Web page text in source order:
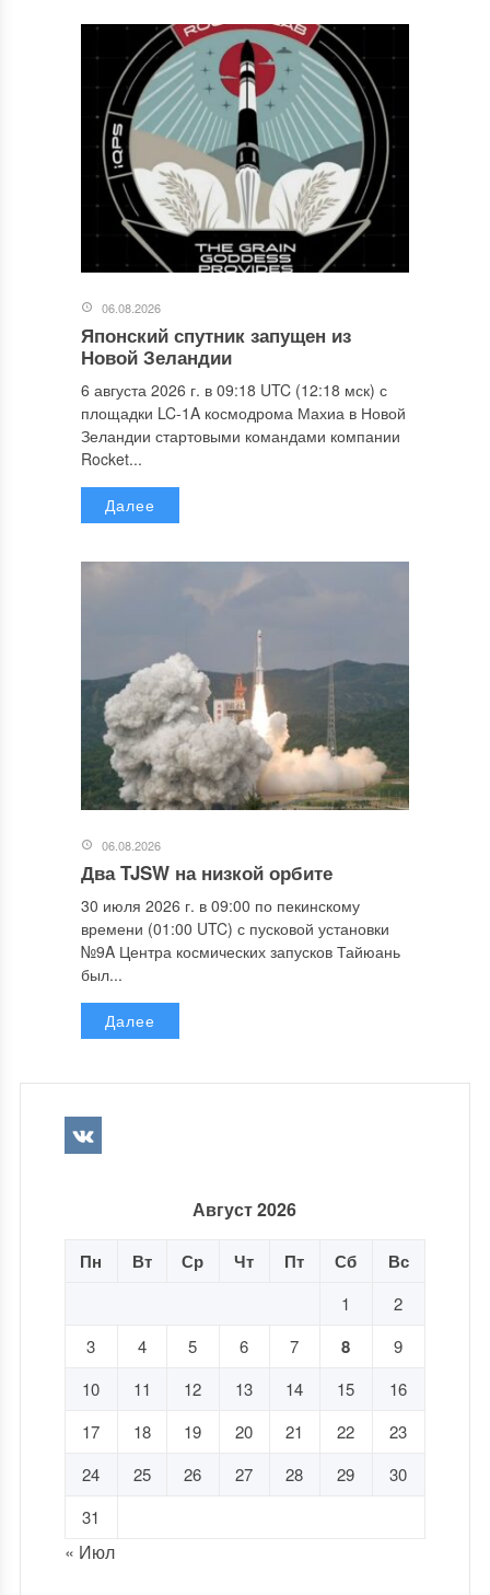
06.08.2026
Японский спутник запущен из
Новой Зеландии
6 августа 2026 г. в 09:18 UTC (12:18 мск) с
площадки LC-1A космодрома Махиа в Новой
Зеландии стартовыми командами компании
Rocket...
Далее
06.08.2026
Два TJSW на низкой орбите
30 июля 2026 г. в 09:00 по пекинскому
времени (01:00 UTC) с пусковой установки
№9A Центра космических запусков Тайюань
был...
Далее
Август 2026
Пн Вт Ср Чт Пт Сб Вс
1
2
3
4 5 6 7 8
9
10
11 12 13 14 15
16
17
18 19 20 21 22
23
24
25 26 27 28 29
30
31
« Июл